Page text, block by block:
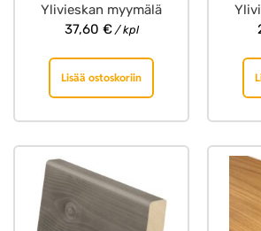
Ylivieskan myymälä
37,60 €/ kpl
Lisää ostoskoriin